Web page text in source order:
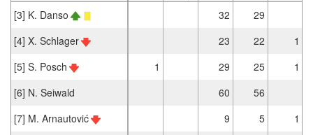
[3] K. Danso 32
29
[4] X. Schlager
23 22
1
[5] S. Posch
1 29 25
1
[6] N. Seiwald
60
56
[7] M. Arnautović
9 5
1